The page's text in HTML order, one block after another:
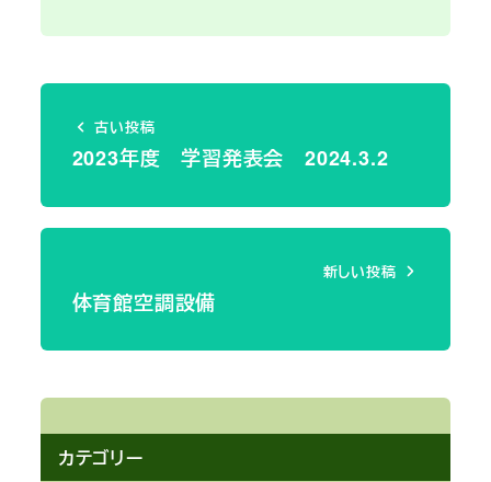
古い投稿
2023年度 学習発表会 2024.3.2
新しい投稿
体育館空調設備
カテゴリー